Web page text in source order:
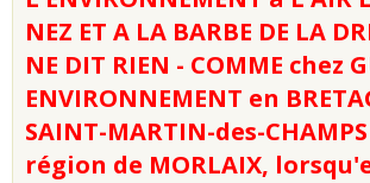
NEZ ET A LA BARBE DE LA
NE DIT RIEN - COMME chez
ENVIRONNEMENT en
SAINT-MARTIN-des-
région de MORLAIX,